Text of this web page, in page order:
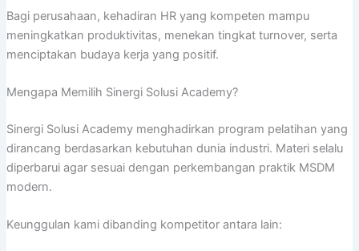
Bagi perusahaan, kehadiran HR yang kompeten mampu
meningkatkan produktivitas, menekan tingkat turnover, serta
menciptakan budaya kerja yang positif.
Mengapa Memilih Sinergi Solusi Academy?
Sinergi Solusi Academy menghadirkan program pelatihan yang
dirancang berdasarkan kebutuhan dunia industri. Materi selalu
diperbarui agar sesuai dengan perkembangan praktik MSDM
modern.
Keunggulan kami dibanding kompetitor antara lain: